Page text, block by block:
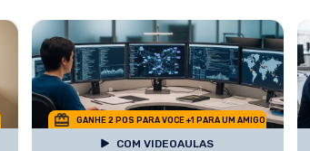
GANHE 2 POS PARA VOCE +1 PARA UM AMIGO
COM VIDEOAULAS